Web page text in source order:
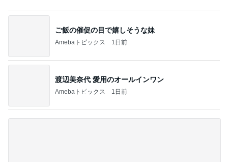
ご飯の催促の目で嬉しそうな妹
Amebaトピックス 1日前
渡辺美奈代 愛用のオールインワン
Amebaトピックス 1日前